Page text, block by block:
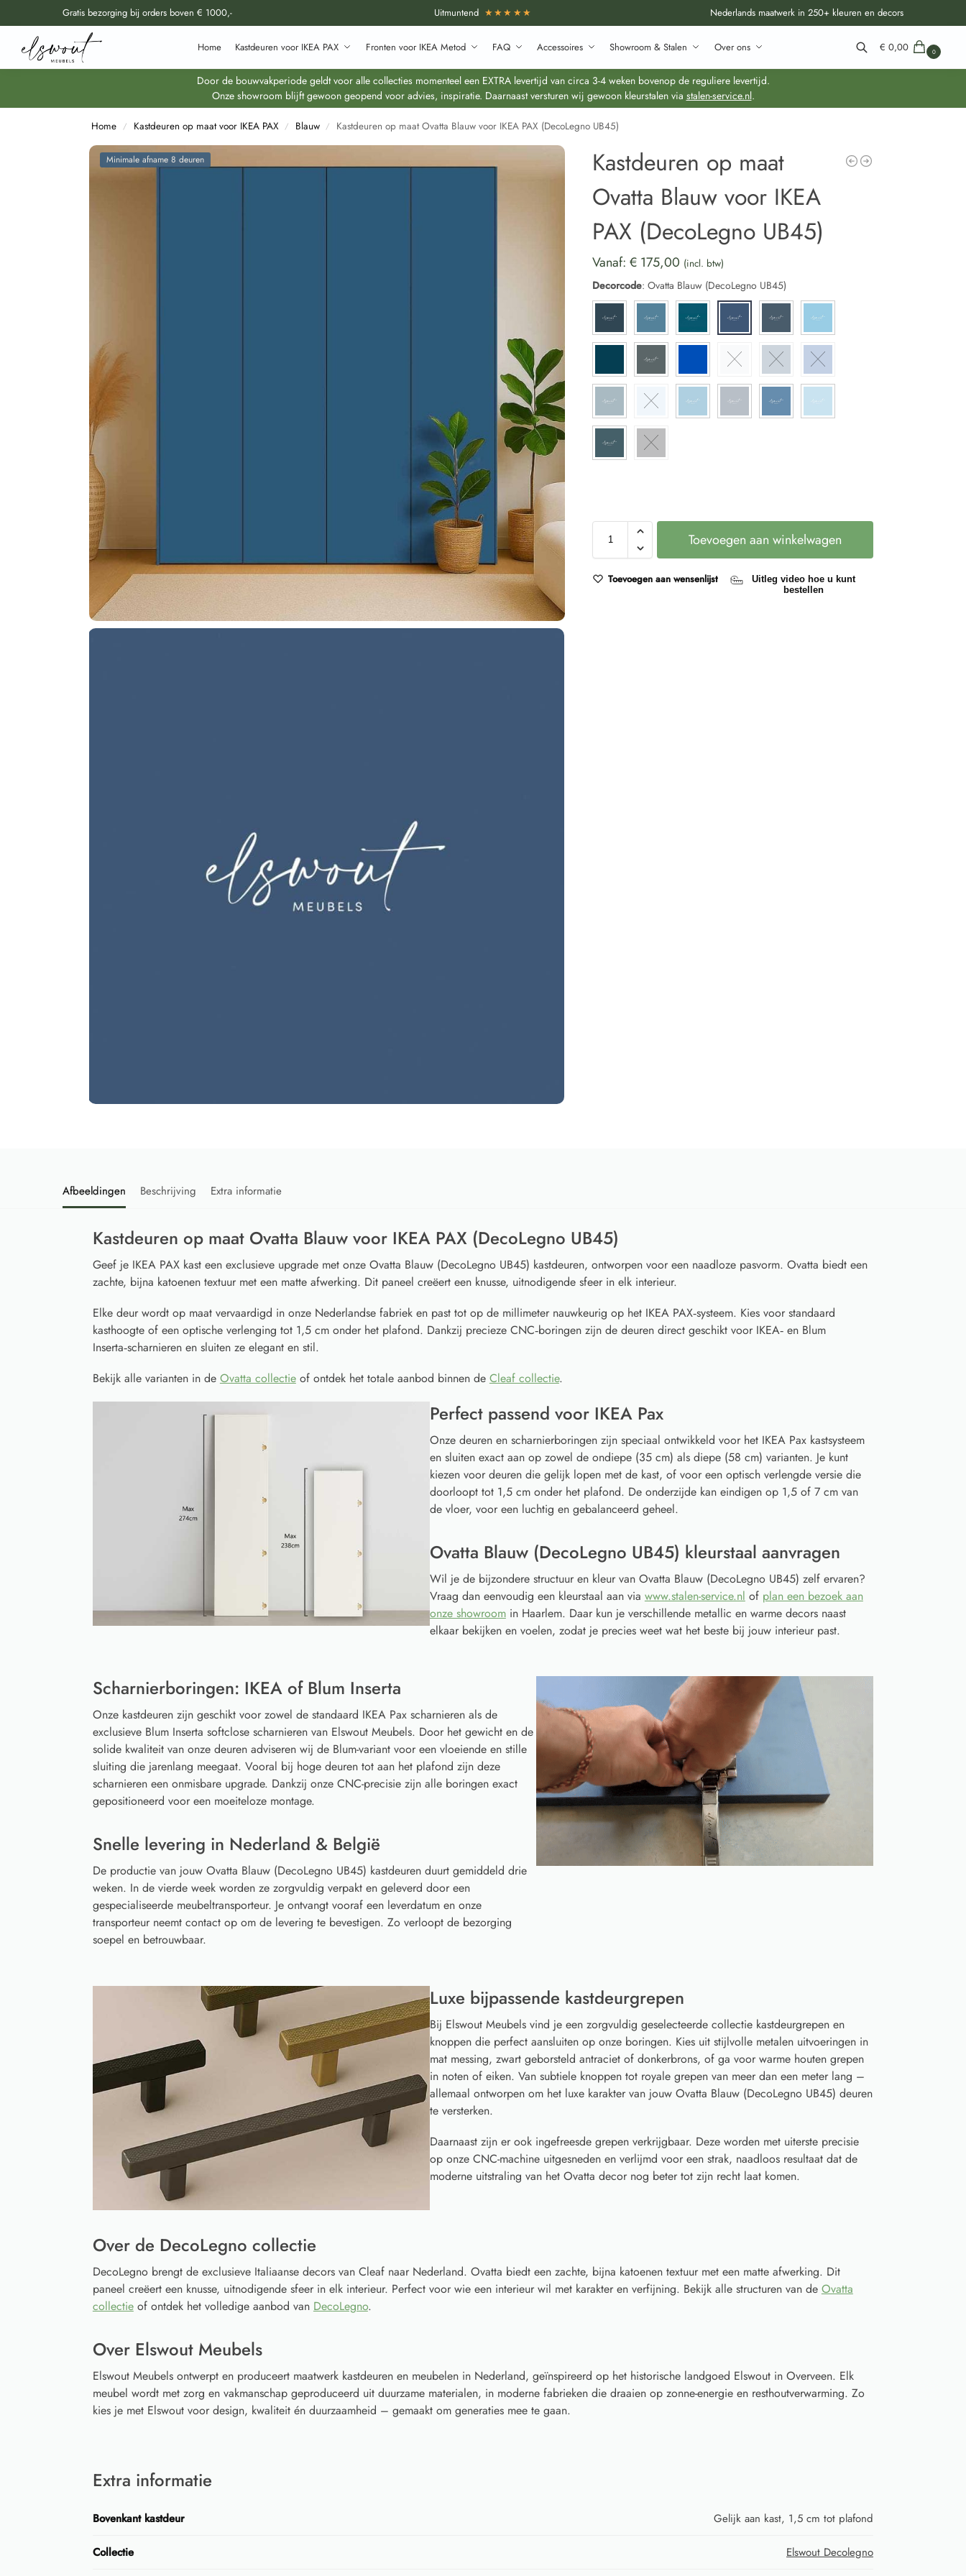
Gratis bezorging bij orders boven € 1000,- Uitmuntend ★★★★★ Nederlands maatwerk in 250+ kleuren en decors
Home Kastdeuren voor IKEA PAX Fronten voor IKEA Metod FAQ Accessoires Showroom & Stalen Over ons
Doorzoek al onze producten
Zoeken
€ 0,00 0
Door de bouwvakperiode geldt voor alle collecties momenteel een EXTRA levertijd van circa 3-4 weken bovenop de reguliere levertijd.
Onze showroom blijft gewoon geopend voor advies, inspiratie. Daarnaast versturen wij gewoon kleurstalen via stalen-service.nl.
Home / Kastdeuren op maat voor IKEA PAX / Blauw / Kastdeuren op maat Ovatta Blauw voor IKEA PAX (DecoLegno UB45)
Minimale afname 8 deuren
Kastdeuren op maat
Ovatta Blauw voor IKEA
PAX (DecoLegno UB45)
Vanaf:€ 175,00 (incl. btw)
Decorcode: Ovatta Blauw (DecoLegno UB45)
Toevoegen aan winkelwagen
Toevoegen aan wensenlijst
Uitleg video hoe u kunt
bestellen
Afbeeldingen Beschrijving Extra informatie
Kastdeuren op maat Ovatta Blauw voor IKEA PAX (DecoLegno UB45)
Geef je IKEA PAX kast een exclusieve upgrade met onze Ovatta Blauw (DecoLegno UB45) kastdeuren, ontworpen voor een naadloze pasvorm. Ovatta biedt een
zachte, bijna katoenen textuur met een matte afwerking. Dit paneel creëert een knusse, uitnodigende sfeer in elk interieur.
Elke deur wordt op maat vervaardigd in onze Nederlandse fabriek en past tot op de millimeter nauwkeurig op het IKEA PAX‑systeem. Kies voor standaard
kasthoogte of een optische verlenging tot 1,5 cm onder het plafond. Dankzij precieze CNC‑boringen zijn de deuren direct geschikt voor IKEA‑ en Blum
Inserta‑scharnieren en sluiten ze elegant en stil.
Bekijk alle varianten in de Ovatta collectieof ontdek het totale aanbod binnen de Cleaf collectie.
Perfect passend voor IKEA Pax
Onze deuren en scharnierboringen zijn speciaal ontwikkeld voor het IKEA Pax kastsysteem
en sluiten exact aan op zowel de ondiepe (35 cm) als diepe (58 cm) varianten. Je kunt
kiezen voor deuren die gelijk lopen met de kast, of voor een optisch verlengde versie die
doorloopt tot 1,5 cm onder het plafond. De onderzijde kan eindigen op 1,5 of 7 cm van
de vloer, voor een luchtig en gebalanceerd geheel.
Ovatta Blauw (DecoLegno UB45) kleurstaal aanvragen
Wil je de bijzondere structuur en kleur van Ovatta Blauw (DecoLegno UB45) zelf ervaren?
Vraag dan eenvoudig een kleurstaal aan via www.stalen-service.nl of plan een bezoek aan
onze showroomin Haarlem. Daar kun je verschillende metallic en warme decors naast
elkaar bekijken en voelen, zodat je precies weet wat het beste bij jouw interieur past.
Scharnierboringen: IKEA of Blum Inserta
Onze kastdeuren zijn geschikt voor zowel de standaard IKEA Pax scharnieren als de
exclusieve Blum Inserta softclose scharnieren van Elswout Meubels. Door het gewicht en de
solide kwaliteit van onze deuren adviseren wij de Blum-variant voor een vloeiende en stille
sluiting die jarenlang meegaat. Vooral bij hoge deuren tot aan het plafond zijn deze
scharnieren een onmisbare upgrade. Dankzij onze CNC-precisie zijn alle boringen exact
gepositioneerd voor een moeiteloze montage.
Snelle levering in Nederland & België
De productie van jouw Ovatta Blauw (DecoLegno UB45) kastdeuren duurt gemiddeld drie
weken. In de vierde week worden ze zorgvuldig verpakt en geleverd door een
gespecialiseerde meubeltransporteur. Je ontvangt vooraf een leverdatum en onze
transporteur neemt contact op om de levering te bevestigen. Zo verloopt de bezorging
soepel en betrouwbaar.
Luxe bijpassende kastdeurgrepen
Bij Elswout Meubels vind je een zorgvuldig geselecteerde collectie kastdeurgrepen en
knoppen die perfect aansluiten op onze boringen. Kies uit stijlvolle metalen uitvoeringen in
mat messing, zwart geborsteld antraciet of donkerbrons, of ga voor warme houten grepen
in noten of eiken. Van subtiele knoppen tot royale grepen van meer dan een meter lang –
allemaal ontworpen om het luxe karakter van jouw Ovatta Blauw (DecoLegno UB45) deuren
te versterken.
Daarnaast zijn er ook ingefreesde grepen verkrijgbaar. Deze worden met uiterste precisie
op onze CNC-machine uitgesneden en verlijmd voor een strak, naadloos resultaat dat de
moderne uitstraling van het Ovatta decor nog beter tot zijn recht laat komen.
Over de DecoLegno collectie
DecoLegno brengt de exclusieve Italiaanse decors van Cleaf naar Nederland. Ovatta biedt een zachte, bijna katoenen textuur met een matte afwerking. Dit
paneel creëert een knusse, uitnodigende sfeer in elk interieur. Perfect voor wie een interieur wil met karakter en verfijning. Bekijk alle structuren van de Ovatta
collectieof ontdek het volledige aanbod van DecoLegno.
Over Elswout Meubels
Elswout Meubels ontwerpt en produceert maatwerk kastdeuren en meubelen in Nederland, geïnspireerd op het historische landgoed Elswout in Overveen. Elk
meubel wordt met zorg en vakmanschap geproduceerd uit duurzame materialen, in moderne fabrieken die draaien op zonne-energie en resthoutverwarming. Zo
kies je met Elswout voor design, kwaliteit én duurzaamheid – gemaakt om generaties mee te gaan.
Extra informatie
Bovenkant kastdeur Gelijk aan kast, 1,5 cm tot plafond
Collectie Elswout Decolegno